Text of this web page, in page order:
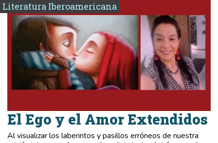
Literatura Iberoamericana
El Ego y el Amor Extendidos
Al visualizar los laberintos y pasillos erróneos de nuestra